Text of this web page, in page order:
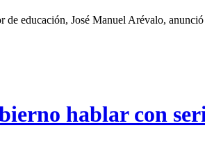
educación, José Manuel Arévalo,
hablar con